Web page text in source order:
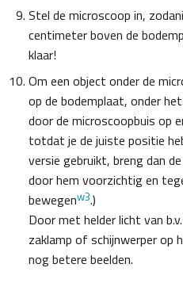
Stel de microscoop in,
centimeter boven de
klaar!
Om een object onder de
op de bodemplaat, onder
door de microscoopbuis op
totdat je de juiste positie
versie gebruikt, breng dan
door hem voorzichtig en
bewegenw3.)
Door met helder licht van
zaklamp of schijnwerper op
nog betere beelden.